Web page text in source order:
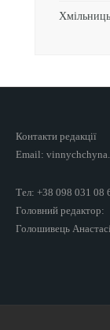
Контакти редакції
Email:
Тел: +38 098 031 08
Головний редактор:
Голошивець